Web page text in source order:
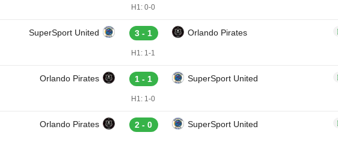
H1: 0-0
SuperSport United 3 - 1 Orlando Pirates
H1: 1-1
Orlando Pirates 1 - 1 SuperSport United
H1: 1-0
Orlando Pirates 2 - 0 SuperSport United